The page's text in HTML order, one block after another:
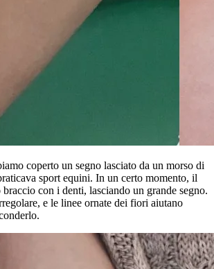
coperto un segno lasciato da un morso di
sport equini. In un certo momento, il
con i denti, lasciando un grande segno.
e le linee ornate dei fiori aiutano